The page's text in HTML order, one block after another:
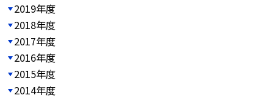
2019年度
2018年度
2017年度
2016年度
2015年度
2014年度